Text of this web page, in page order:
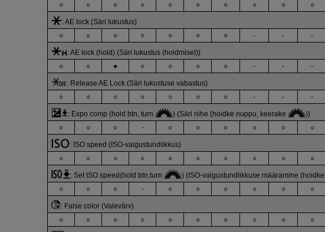
○
○ ○ ○ ○ ○ ○ ○ ○ ○
:AE lock (Säri lukustus)
○
○ ○ ○ ○ ○ ○ - - -
:AE lock (hold) (Säri lukustus (hoidmisel))
○
○ ● ○ ○ ○ ○ - - -
: Release AE Lock (Säri lukustuse vabastus)
○
○ ○ ○ ○ ○ ○ - - -
: Expo comp (hold btn, turn ) (Säri nihe (hoidke nuppu, keerake
))
○
○ ○ - ○ ○ ○ ○ ○ ○
: ISO speed (ISO-valgustundlikkus)
○
○ ○ ○ ○ ○ ○ ○ ○ ○
: Set ISO speed(hold btn,turn ) (ISO-valgustundlikkuse määramine
○
○ ○ - ○ ○ ○ ○ ○ ○
: False color (Valevärv)
○
○ ○ ○ ○ ○ ○ ○ ○ ○